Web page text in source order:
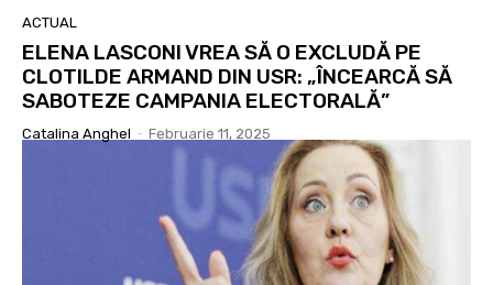
ACTUAL
ELENA LASCONI VREA SĂ O EXCLUDĂ PE
CLOTILDE ARMAND DIN USR: „ÎNCEARCĂ SĂ
SABOTEZE CAMPANIA ELECTORALĂ”
Catalina Anghel - Februarie 11, 2025